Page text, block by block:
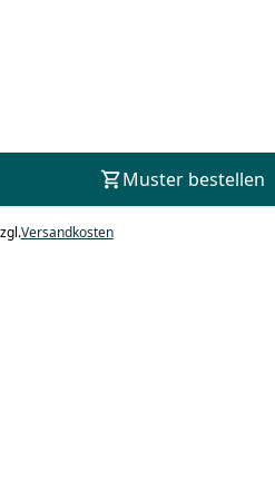
Muster bestellen
Versandkosten